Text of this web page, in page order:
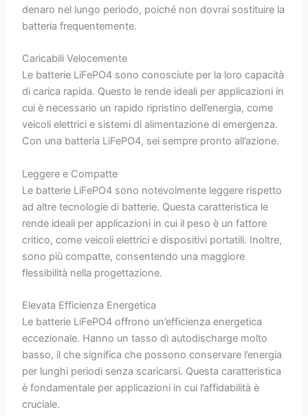
denaro nel lungo periodo, poiché non dovrai sostituire la
batteria frequentemente.
Caricabili Velocemente
Le batterie LiFePO4 sono conosciute per la loro capacità
di carica rapida. Questo le rende ideali per applicazioni in
cui è necessario un rapido ripristino dell’energia, come
veicoli elettrici e sistemi di alimentazione di emergenza.
Con una batteria LiFePO4, sei sempre pronto all’azione.
Leggere e Compatte
Le batterie LiFePO4 sono notevolmente leggere rispetto
ad altre tecnologie di batterie. Questa caratteristica le
rende ideali per applicazioni in cui il peso è un fattore
critico, come veicoli elettrici e dispositivi portatili. Inoltre,
sono più compatte, consentendo una maggiore
flessibilità nella progettazione.
Elevata Efficienza Energetica
Le batterie LiFePO4 offrono un’efficienza energetica
eccezionale. Hanno un tasso di autodischarge molto
basso, il che significa che possono conservare l’energia
per lunghi periodi senza scaricarsi. Questa caratteristica
è fondamentale per applicazioni in cui l’affidabilità è
cruciale.